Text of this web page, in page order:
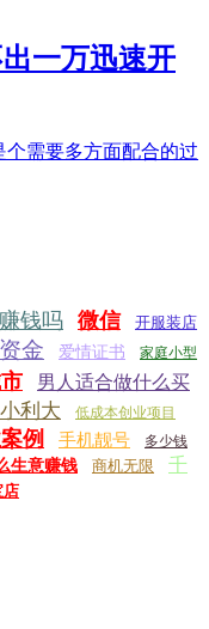
一万迅速开
需要多方面配合的过
钱吗 微信
开服装店
金 爱情证书
家庭小型
男人适合做什么买
利大 低成本创业项目
例 手机靓号
多少钱
生意赚钱 商机无限
千
店